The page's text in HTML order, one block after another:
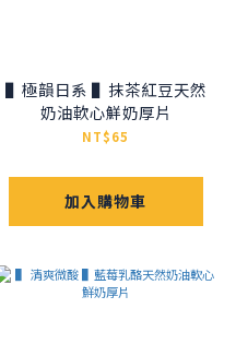
▌極韻日系 ▌抹茶紅豆天然
奶油軟心鮮奶厚片
NT$65
加入購物車